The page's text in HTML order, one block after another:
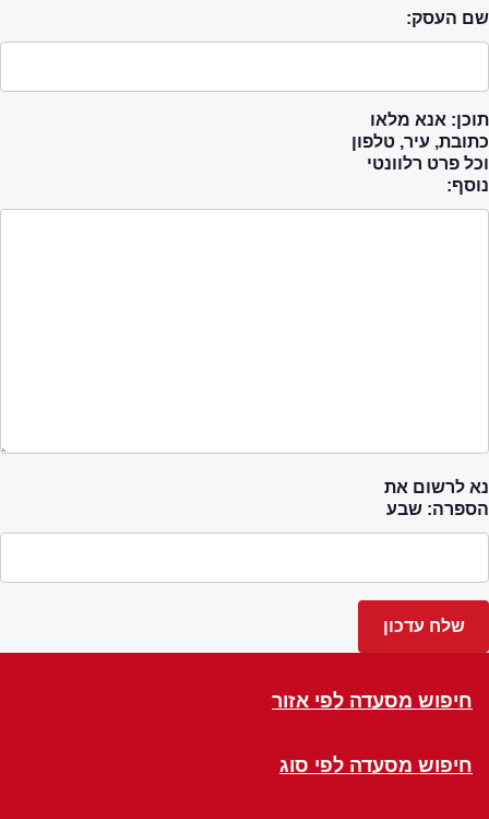
שם העסק:
תוכן: אנא מלאו
כתובת, עיר, טלפון
וכל פרט רלוונטי
נוסף:
נא לרשום את
הספרה: שבע
חיפוש מסעדה לפי אזור
חיפוש מסעדה לפי סוג